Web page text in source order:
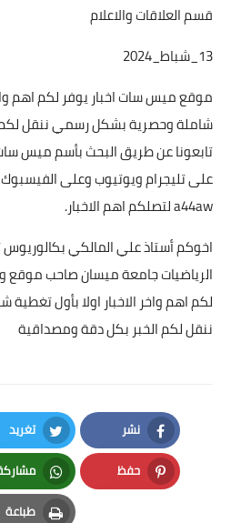
قسم العلاقات والاعلام
13_شباط_2024
موقع ميس سات اخبار يوفر لكم اهم
شاملة وحصرية بشكل رسمي ننقل
تابعونا عن طريق البحث بأسم ميس سات
على تليجرام ويوتيوب وعلى
a44aw لتصلكم اهم الاخبار.
اخوكم أستاذ علي المالكي
الرياضيات جامعة ميسان صاحب موقع
لكم اهم واخر الاخبار اولا بأول
ننقل لكم الخبر بكل دقة ومصداقية
نشر
Facebook
تغريد
Twitter
حفظ
Pinterest
طباعة